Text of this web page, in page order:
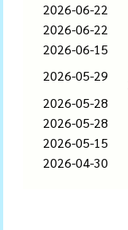
2026-06-22
2026-06-22
2026-06-15
2026-05-29
2026-05-28
2026-05-28
2026-05-15
2026-04-30